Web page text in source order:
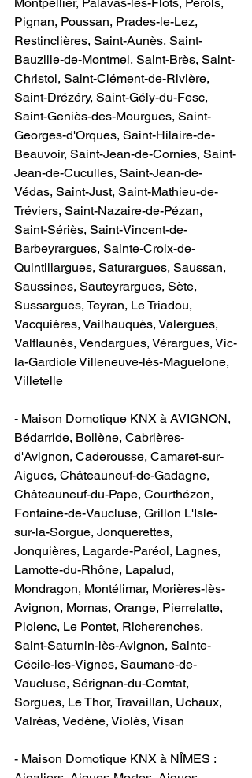
Pignan, Poussan, Prades-le-Lez,
Restinclières, Saint-Aunès, Saint-
Bauzille-de-Montmel, Saint-Brès, Saint-
Christol, Saint-Clément-de-Rivière,
Saint-Drézéry, Saint-Gély-du-Fesc,
Saint-Geniès-des-Mourgues, Saint-
Georges-d'Orques, Saint-Hilaire-de-
Beauvoir, Saint-Jean-de-Cornies, Saint-
Jean-de-Cuculles, Saint-Jean-de-
Védas, Saint-Just, Saint-Mathieu-de-
Tréviers, Saint-Nazaire-de-Pézan,
Saint-Sériès, Saint-Vincent-de-
Barbeyrargues, Sainte-Croix-de-
Quintillargues, Saturargues, Saussan,
Saussines, Sauteyrargues, Sète,
Sussargues, Teyran, Le Triadou,
Vacquières, Vailhauquès, Valergues,
Valflaunès, Vendargues, Vérargues, Vic-
la-Gardiole Villeneuve-lès-Maguelone,
Villetelle
- Maison Domotique KNX à AVIGNON​,
Bédarride, Bollène, Cabrières-
d'Avignon, Caderousse, Camaret-sur-
Aigues, Châteauneuf-de-Gadagne,
Châteauneuf-du-Pape, Courthézon,
Fontaine-de-Vaucluse, Grillon L'Isle-
sur-la-Sorgue, Jonquerettes,
Jonquières, Lagarde-Paréol, Lagnes,
Lamotte-du-Rhône, Lapalud,
Mondragon, Montélimar, Morières-lès-
Avignon, Mornas, Orange, Pierrelatte,
Piolenc, Le Pontet, Richerenches,
Saint-Saturnin-lès-Avignon, Sainte-
Cécile-les-Vignes, Saumane-de-
Vaucluse, Sérignan-du-Comtat,
Sorgues, Le Thor, Travaillan, Uchaux,
Valréas, Vedène, Violès, Visan
- Maison Domotique KNX à NÎMES : ​